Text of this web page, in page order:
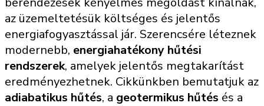
az üzemeltetésük költséges és jelentős
energiafogyasztással jár. Szerencsére léteznek
modernebb, energiahatékony hűtési
rendszerek, amelyek jelentős megtakarítást
eredményezhetnek. Cikkünkben bemutatjuk az
adiabatikus hűtés, a geotermikus hűtés és a